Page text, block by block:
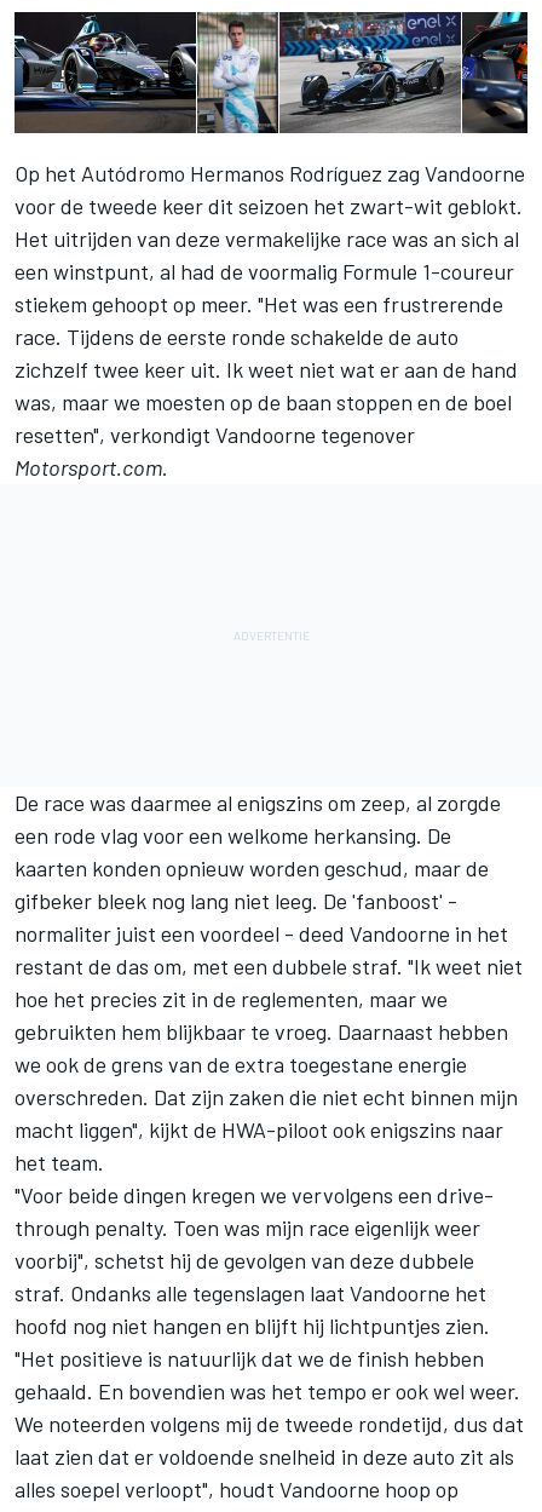
Op het Autódromo Hermanos Rodríguez zag Vandoorne
voor de tweede keer dit seizoen het zwart-wit geblokt.
Het uitrijden van deze vermakelijke race was an sich al
een winstpunt, al had de voormalig Formule 1-coureur
stiekem gehoopt op meer. "Het was een frustrerende
race. Tijdens de eerste ronde schakelde de auto
zichzelf twee keer uit. Ik weet niet wat er aan de hand
was, maar we moesten op de baan stoppen en de boel
resetten", verkondigt Vandoorne tegenover
Motorsport.com.
De race was daarmee al enigszins om zeep, al zorgde
een rode vlag voor een welkome herkansing. De
kaarten konden opnieuw worden geschud, maar de
gifbeker bleek nog lang niet leeg. De 'fanboost' -
normaliter juist een voordeel - deed Vandoorne in het
restant de das om, met een dubbele straf. "Ik weet niet
hoe het precies zit in de reglementen, maar we
gebruikten hem blijkbaar te vroeg. Daarnaast hebben
we ook de grens van de extra toegestane energie
overschreden. Dat zijn zaken die niet echt binnen mijn
macht liggen", kijkt de HWA-piloot ook enigszins naar
het team.
"Voor beide dingen kregen we vervolgens een drive-
through penalty. Toen was mijn race eigenlijk weer
voorbij", schetst hij de gevolgen van deze dubbele
straf. Ondanks alle tegenslagen laat Vandoorne het
hoofd nog niet hangen en blijft hij lichtpuntjes zien.
"Het positieve is natuurlijk dat we de finish hebben
gehaald. En bovendien was het tempo er ook wel weer.
We noteerden volgens mij de tweede rondetijd, dus dat
laat zien dat er voldoende snelheid in deze auto zit als
alles soepel verloopt", houdt Vandoorne hoop op